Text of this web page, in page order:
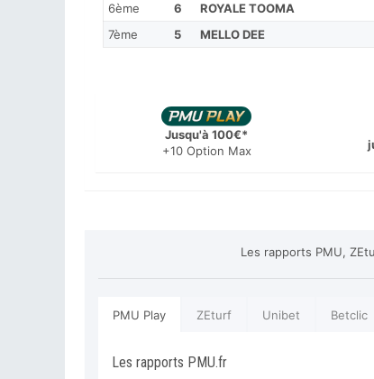
6ème
6 ROYALE TOOMA
7ème
5 MELLO DEE
Jusqu'à 100€*
+10 Option Max
Les rapports PMU,
PMU Play ZEturf Unibet Betclic
Les rapports PMU.fr